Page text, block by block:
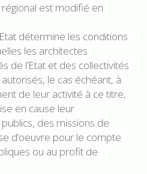
est modifié en
détermine les conditions
les architectes
de l’Etat et des collectivités
le cas échéant, à
de leur activité à ce titre,
en cause leur
des missions de
d’oeuvre pour le compte
ou au profit de